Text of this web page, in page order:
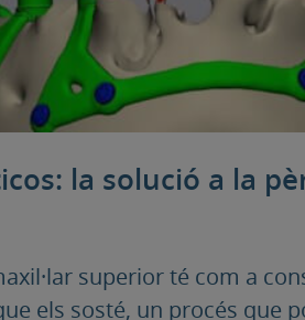
la solució a la
superior té com a
els sosté, un procés que